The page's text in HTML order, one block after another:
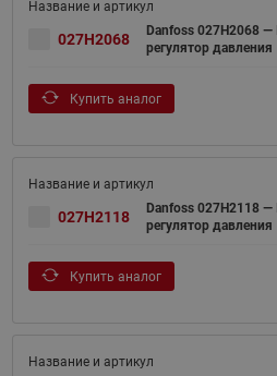
027H2068
Danfoss 027H2068 —
регулятор давления
Купить аналог
027H2118
Danfoss 027H2118 —
регулятор давления
Купить аналог